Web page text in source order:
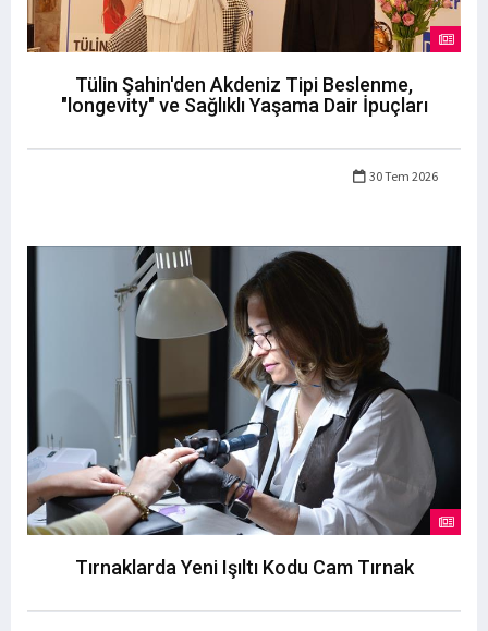
Tülin Şahin'den Akdeniz Tipi Beslenme,
"longevity" ve Sağlıklı Yaşama Dair İpuçları
30 Tem 2026
Tırnaklarda Yeni Işıltı Kodu Cam Tırnak